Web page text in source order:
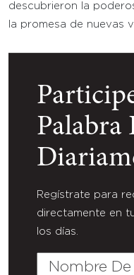
descubrieron la
la promesa de nuevas
Palabra
Regístrate para
directamente en
los días.
Nombre